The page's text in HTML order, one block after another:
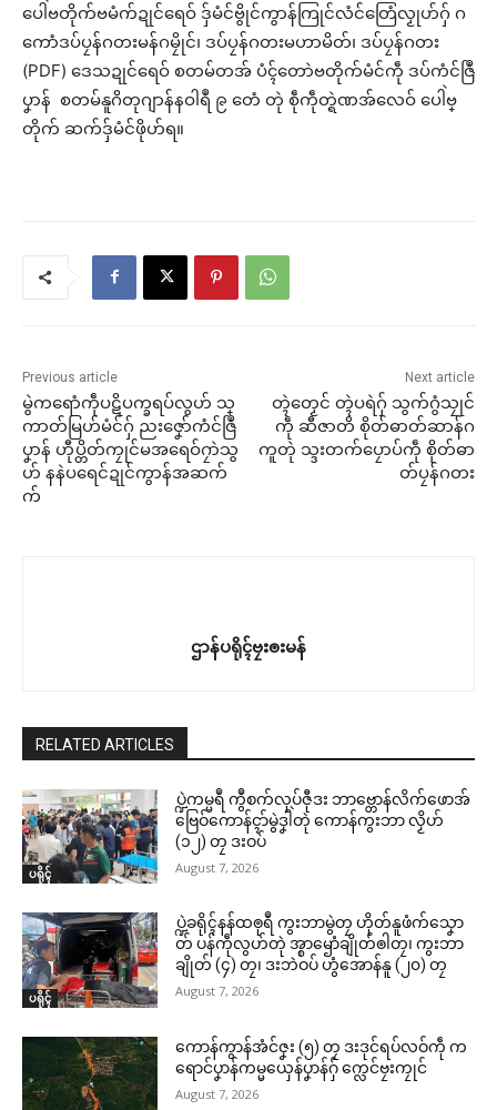
ပေါဲဗတိုက်ဗမံက်ဍုင်ရေဝ် ဒှ်မံင်ဗွိုင်ကွာန်ကြုင်လံင်တြေံလၟုဟ်ဂှ် ဂ
ကောံဒပ်ပၠန်ဂတးမန်ဂမၠိုင်၊ ဒပ်ပၠန်ဂတးမဟာမိတ်၊ ဒပ်ပၠန်ဂတး
(PDF) ဒေသဍုင်ရေဝ် စတမ်တအ် ပံၚ်တောဲဗတိုက်မံင်ကဵု ဒပ်ကံင်ဇြဳ
ပၞာန် စတမ်နူဂိတုဂျာန်နဝါရဳ ၉ တေံ တုဲ စဵုကဵုတ္ရဲဏအ်လေဝ် ပေါဲဗ္
တိုက် ဆက်ဒှ်မံင်ဖိုဟ်ရ။
Previous article
မွဲကရောံကဵုပဋိပက္ခရပ်လွဟ် သ္
ကာတ်မြဟ်မံင်ဂှ် ညးဇၞော်ကံင်ဇြဳ
ပၞာန် ဟီုပ္တိတ်ကၠုင်မအရေဝ်ဂၠာဲသွ
ဟ် နနဲပရေင်ဍုင်ကွာန်အဆက်
က်
Next article
တ္ၚဲတၟေင် တ္ၚဲပရဲဂှ် သွက်ဂွံသၠုင်
ကဵု ဆီဇာတိ စိုတ်ဓာတ်ဆာန်ဂ
ကူတုဲ သ္ဒးတက်ပၠောပ်ကဵု စိုတ်ဓာ
တ်ပၠန်ဂတး
ဌာန်ပရိုၚ်ဗၠးၜးမန်
RELATED ARTICLES
ပရိုၚ်
ပ္ဍဲကမ္မရဳ ကွဳစက်လုပ်ဇီုဒး ဘာဗ္တောန်လိက်ဖောအ်
ဗြေဝ်ကောန်ၚာ်မွဲဒၞါဲတုဲ ကောန်ကွးဘာ လၟိဟ်
(၁၂) တၠ ဒးဝပ်
August 7, 2026
ပရိုၚ်
ပ္ဍဲခရိုၚ်နန်ထၜုရဳ ကွးဘာမွဲတၠ ဟိုတ်နူဖံက်သၞော
တ် ပန်ကဵုလွဟ်တုဲ အ္စာၝောံချိုတ်ၜါတၠ၊ ကွးဘာ
ချိုတ် (၄) တၠ၊ ဒးဘဲဝပ် ဟွံအောန်နူ (၂၀) တၠ
August 7, 2026
ကောန်ကွာန်အံင်ဇၞး (၅) တၠ ဒးဒုင်ရပ်လဝ်ကဵု က
ရောင်ပၞာန်ကမ္မယှေန်ပၞာန်ဂှ် က္လေင်ဗၠးကၠုင်
August 7, 2026